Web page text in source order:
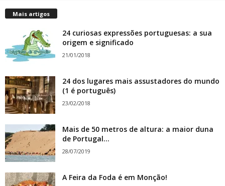
Mais artigos
24 curiosas expressões portuguesas: a sua
origem e significado
21/01/2018
24 dos lugares mais assustadores do mundo
(1 é português)
23/02/2018
Mais de 50 metros de altura: a maior duna
de Portugal...
28/07/2019
A Feira da Foda é em Monção!